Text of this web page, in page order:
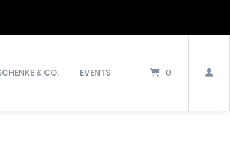
& CO. EVENTS 0